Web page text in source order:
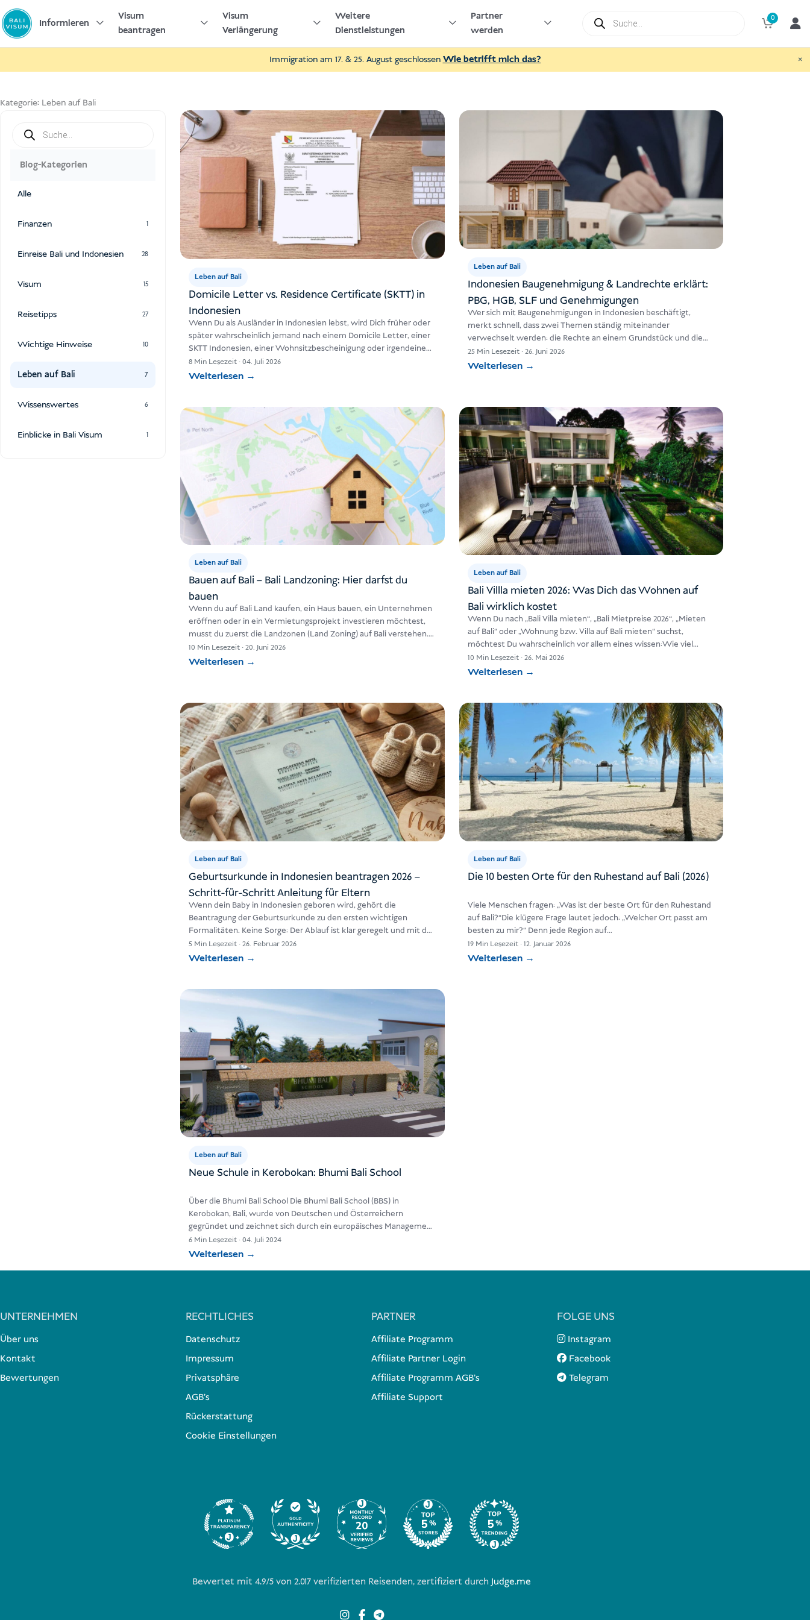
Zum
Inhalt
springen
Informieren
Visum
beantragen
Visum
Verlängerung
Weitere
Dienstleistungen
Partner
werden
Products
search
0
Immigration am 17. & 25. August geschlossen Wie betrifft mich das? ×
Kategorie: Leben auf Bali
Products
search
Blog-Kategorien
Alle
Finanzen 1
Einreise Bali und Indonesien 28
Visum 15
Reisetipps 27
Wichtige Hinweise 10
Leben auf Bali 7
Wissenswertes 6
Einblicke in Bali Visum 1
Leben auf Bali
Domicile Letter vs. Residence Certificate (SKTT) in
Indonesien
Wenn Du als Ausländer in Indonesien lebst, wird Dich früher oder
später wahrscheinlich jemand nach einem Domicile Letter, einer
SKTT Indonesien, einer Wohnsitzbescheinigung oder irgendeinem
offiziellen Nachweis Deiner…
8 Min Lesezeit ·04. Juli 2026
Weiterlesen →
Leben auf Bali
Indonesien Baugenehmigung & Landrechte erklärt:
PBG, HGB, SLF und Genehmigungen
Wer sich mit Baugenehmigungen in Indonesien beschäftigt,
merkt schnell, dass zwei Themen ständig miteinander
verwechselt werden: die Rechte an einem Grundstück und die
Genehmigungen für das Bauvorhaben auf…
25 Min Lesezeit · 26. Juni 2026
Weiterlesen →
Leben auf Bali
Bauen auf Bali – Bali Landzoning: Hier darfst du
bauen
Wenn du auf Bali Land kaufen, ein Haus bauen, ein Unternehmen
eröffnen oder in ein Vermietungsprojekt investieren möchtest,
musst du zuerst die Landzonen (Land Zoning) auf Bali verstehen.…
10 Min Lesezeit ·20. Juni 2026
Weiterlesen →
Leben auf Bali
Bali Villla mieten 2026: Was Dich das Wohnen auf
Bali wirklich kostet
Wenn Du nach „Bali Villa mieten“, „Bali Mietpreise 2026“, „Mieten
auf Bali“ oder „Wohnung bzw. Villa auf Bali mieten“ suchst,
möchtest Du wahrscheinlich vor allem eines wissen:Wie viel…
10 Min Lesezeit · 26. Mai 2026
Weiterlesen →
Leben auf Bali
Geburtsurkunde in Indonesien beantragen 2026 –
Schritt-für-Schritt Anleitung für Eltern
Wenn dein Baby in Indonesien geboren wird, gehört die
Beantragung der Geburtsurkunde zu den ersten wichtigen
Formalitäten. Keine Sorge: Der Ablauf ist klar geregelt und mit der
richtigen…
5 Min Lesezeit ·26. Februar 2026
Weiterlesen →
Leben auf Bali
Die 10 besten Orte für den Ruhestand auf Bali (2026)
Viele Menschen fragen: „Was ist der beste Ort für den Ruhestand
auf Bali?“Die klügere Frage lautet jedoch: „Welcher Ort passt am
besten zu mir?“ Denn jede Region auf…
19 Min Lesezeit · 12. Januar 2026
Weiterlesen →
Leben auf Bali
Neue Schule in Kerobokan: Bhumi Bali School
Über die Bhumi Bali School Die Bhumi Bali School (BBS) in
Kerobokan, Bali, wurde von Deutschen und Österreichern
gegründet und zeichnet sich durch ein europäisches Management
aus. Diese…
6 Min Lesezeit ·04. Juli 2024
Weiterlesen →
UNTERNEHMEN
Über uns
Kontakt
Bewertungen
RECHTLICHES
Datenschutz
Impressum
Privatsphäre
AGB's
Rückerstattung
Cookie Einstellungen
PARTNER
Affiliate Programm
Affiliate Partner Login
Affiliate Programm AGB's
Affiliate Support
FOLGE UNS
Instagram
Facebook
Telegram
Bewertet mit 4.9/5 von 2.017verifizierten Reisenden, zertifiziert durchJudge.me